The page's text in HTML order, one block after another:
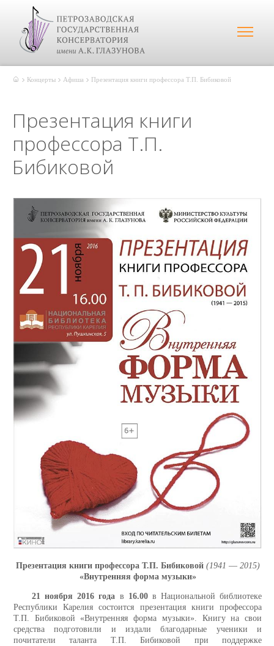
Концерты Афиша Презентация книги профессора Т.П. Бибиковой
Презентация книги
профессора Т.П.
Бибиковой
Презентация книги профессора Т.П. Бибиковой (1941 ― 2015)
«Внутренняя форма музыки»
21 ноября 2016 года в 16.00в Национальной библиотеке
Республики Карелия состоится презентация книги профессора
Т.П. Бибиковой «Внутренняя форма музыки». Книгу на свои
средства подготовили и издали благодарные ученики и
почитатели таланта Т.П. Бибиковой при поддержке